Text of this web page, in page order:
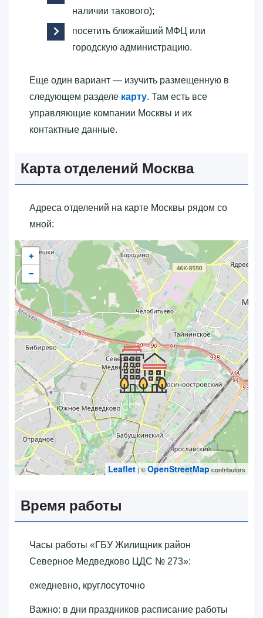
наличии такового);
посетить ближайший МФЦ или
городскую администрацию.
Еще один вариант — изучить размещенную в
следующем разделе карту. Там есть все
управляющие компании Москвы и их
контактные данные.
Карта отделений Москва
Адреса отделений на карте Москвы рядом со
мной:
+
−
Leaflet| ©OpenStreetMapcontributors
Время работы
Часы работы «‎ГБУ Жилищник район
Северное Медведково ЦДС № 273»‎:
ежедневно, круглосуточно
Важно: в дни праздников расписание работы